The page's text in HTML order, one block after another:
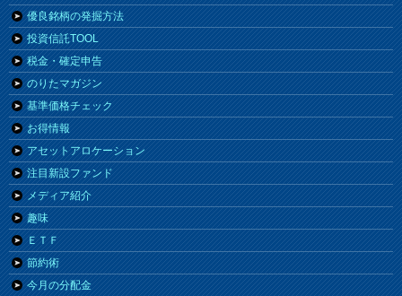
優良銘柄の発掘方法
投資信託TOOL
税金・確定申告
のりたマガジン
基準価格チェック
お得情報
アセットアロケーション
注目新設ファンド
メディア紹介
趣味
ＥＴＦ
節約術
今月の分配金